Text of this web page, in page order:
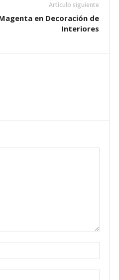
Artículo siguiente
en Decoración de
Interiores